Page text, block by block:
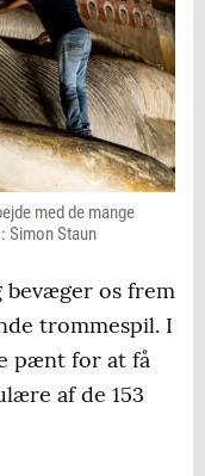
med de mange
Simon Staun
os frem
trommespil. I
pænt for at få
af de 153